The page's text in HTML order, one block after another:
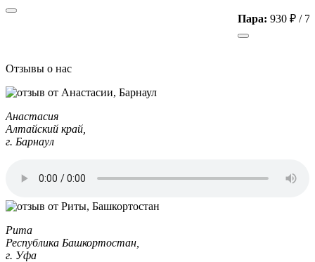
Пара: 930 ₽ / 7
Отзывы о нас
Анастасия
Алтайский край,
г. Барнаул
Рита
Республика Башкортостан,
г. Уфа